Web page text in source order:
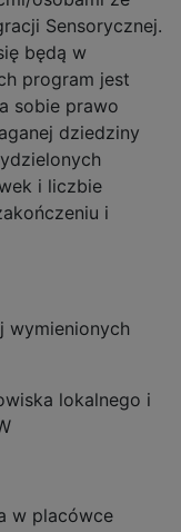
Sensorycznej.
będą w
program jest
sobie prawo
dziedziny
i liczbie
i
wymienionych
lokalnego i
w placówce